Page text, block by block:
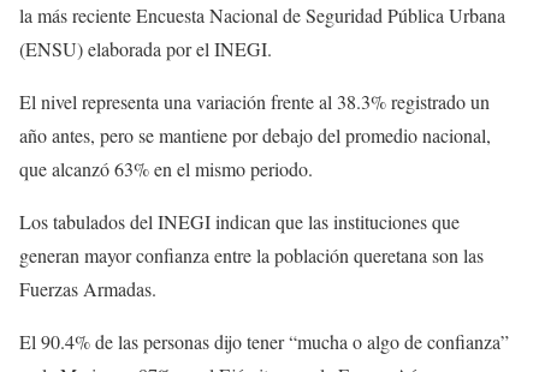
la más reciente Encuesta Nacional de Seguridad Pública Urbana
(ENSU) elaborada por el INEGI.
El nivel representa una variación frente al 38.3% registrado un
año antes, pero se mantiene por debajo del promedio nacional,
que alcanzó 63% en el mismo periodo.
Los tabulados del INEGI indican que las instituciones que
generan mayor confianza entre la población queretana son las
Fuerzas Armadas.
El 90.4% de las personas dijo tener “mucha o algo de confianza”